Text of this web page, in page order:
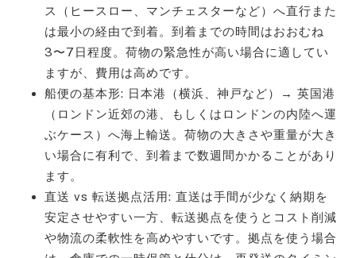
ス（ヒースロー、マンチェスターなど）へ直行また
は最小の経由で到着。到着までの時間はおおむね
3〜7日程度。荷物の緊急性が高い場合に適してい
ますが、費用は高めです。
船便の基本形: 日本港（横浜、神戸など）→ 英国港
（ロンドン近郊の港、もしくはロンドンの内陸へ運
ぶケース）へ海上輸送。荷物の大きさや重量が大き
い場合に有利で、到着まで数週間かかることがあり
ます。
直送 vs 転送拠点活用: 直送は手間が少なく納期を
安定させやすい一方、転送拠点を使うとコスト削減
や物流の柔軟性を高めやすいです。拠点を使う場合